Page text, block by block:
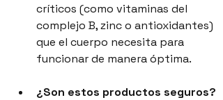
críticos (como vitaminas del
complejo B, zinc o antioxidantes)
que el cuerpo necesita para
funcionar de manera óptima.
¿Son estos productos seguros?